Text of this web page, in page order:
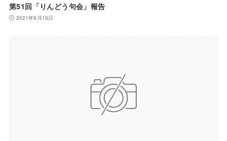
第51回「りんどう句会」報告
2021年9月10日